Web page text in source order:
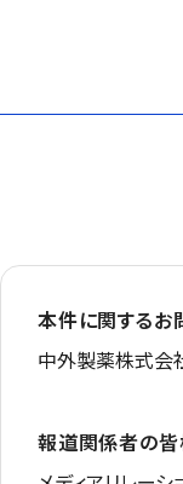
本件に関するお
中外製薬株式会
報道関係者の